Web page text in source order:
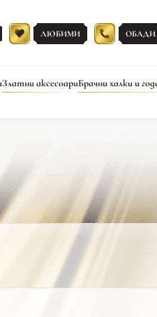
ЛЮБИМИ ОБАДИ
Златни аксесоариБрачни халки и